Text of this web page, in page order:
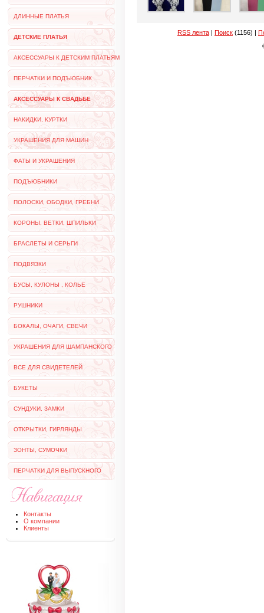
RSS лента | Поиск (1156) |
ДЛИННЫЕ ПЛАТЬЯ
ДЕТСКИЕ ПЛАТЬЯ
АКСЕССУАРЫ К ДЕТСКИМ ПЛАТЬЯМ
ПЕРЧАТКИ И ПОДЪЮБНИК
АКСЕССУАРЫ К СВАДЬБЕ
НАКИДКИ, КУРТКИ
УКРАШЕНИЯ ДЛЯ МАШИН
ФАТЫ И УКРАШЕНИЯ
ПОДЪЮБНИКИ
ПОЛОСКИ, ОБОДКИ, ГРЕБНИ
КОРОНЫ, ВЕТКИ, ШПИЛЬКИ
БРАСЛЕТЫ И СЕРЬГИ
ПОДВЯЗКИ
БУСЫ, КУЛОНЫ , КОЛЬЕ
РУШНИКИ
БОКАЛЫ, ОЧАГИ, СВЕЧИ
УКРАШЕНИЯ ДЛЯ ШАМПАНСКОГО
ВСЕ ДЛЯ СВИДЕТЕЛЕЙ
БУКЕТЫ
СУНДУКИ, ЗАМКИ
ОТКРЫТКИ, ГИРЛЯНДЫ
ЗОНТЫ, СУМОЧКИ
ПЕРЧАТКИ ДЛЯ ВЫПУСКНОГО
Контакты
О компании
Клиенты